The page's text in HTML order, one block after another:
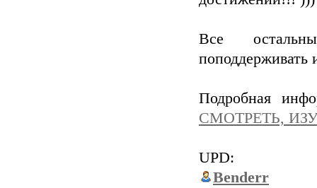
Все
поподдерживать
Подробная
СМОТРЕТЬ,
UPD:
Benderr